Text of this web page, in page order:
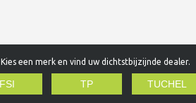
Kies een merk en vind uw dichtstbijzijnde dealer.
FSI TP TUCHEL